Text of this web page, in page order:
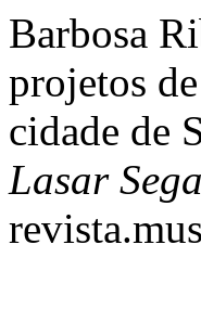
Barbosa
projetos
cidade de
Lasar